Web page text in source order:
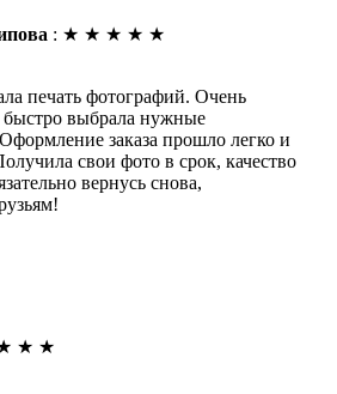
: ★ ★ ★ ★ ★
печать фотографий. Очень
быстро выбрала нужные
заказа прошло легко и
свои фото в срок, качество
вернусь снова,
★ ★